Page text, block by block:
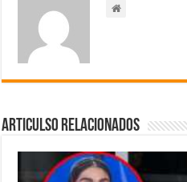
Articulso Relacionados